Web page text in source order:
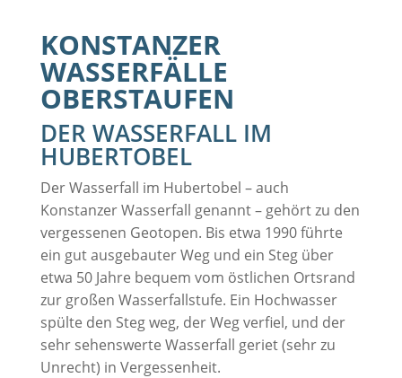
KONSTANZER
WASSERFÄLLE
OBERSTAUFEN
DER WASSERFALL IM
HUBERTOBEL
Der Wasserfall im Hubertobel – auch
Konstanzer Wasserfall genannt – gehört zu den
vergessenen Geotopen. Bis etwa 1990 führte
ein gut ausgebauter Weg und ein Steg über
etwa 50 Jahre bequem vom östlichen Ortsrand
zur großen Wasserfallstufe. Ein Hochwasser
spülte den Steg weg, der Weg verfiel, und der
sehr sehenswerte Wasserfall geriet (sehr zu
Unrecht) in Vergessenheit.